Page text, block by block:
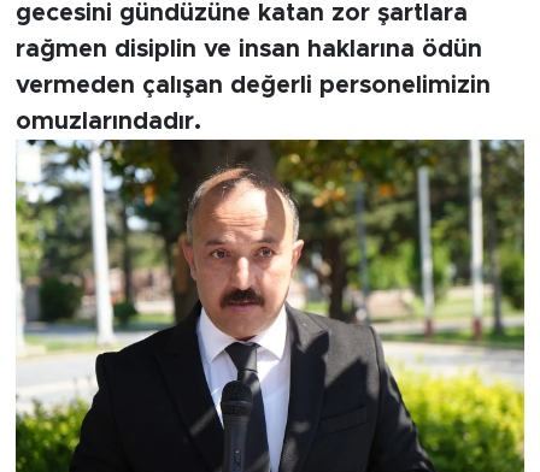
gecesini gündüzüne katan zor şartlara
rağmen disiplin ve insan haklarına ödün
vermeden çalışan değerli personelimizin
omuzlarındadır.